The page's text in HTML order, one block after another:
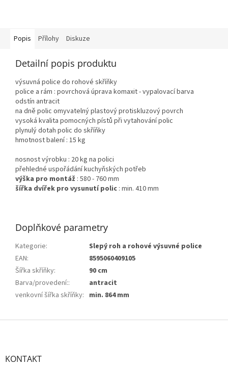
Popis Přílohy Diskuze
Detailní popis produktu
výsuvná police do rohové skříňky
police a rám : povrchová úprava komaxit - vypalovací barva
odstín antracit
na dně polic omyvatelný plastový protiskluzový povrch
vysoká kvalita pomocných pístů při vytahování polic
plynulý dotah polic do skříňky
hmotnost balení : 15 kg
nosnost výrobku : 20 kg na polici
přehledné uspořádání kuchyňských potřeb
výška pro montáž : 580 - 760 mm
šířka dvířek pro vysunutí polic : min. 410 mm
Doplňkové parametry
Kategorie:
Slepý roh a rohové výsuvné police
EAN:
8595060409105
Šířka skříňky:
90 cm
Barva/provedení::
antracit
venkovní šířka skříňky: min. 864 mm
Z
KONTAKT